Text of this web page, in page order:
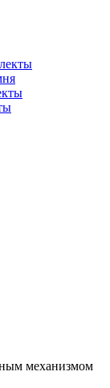
механизмом